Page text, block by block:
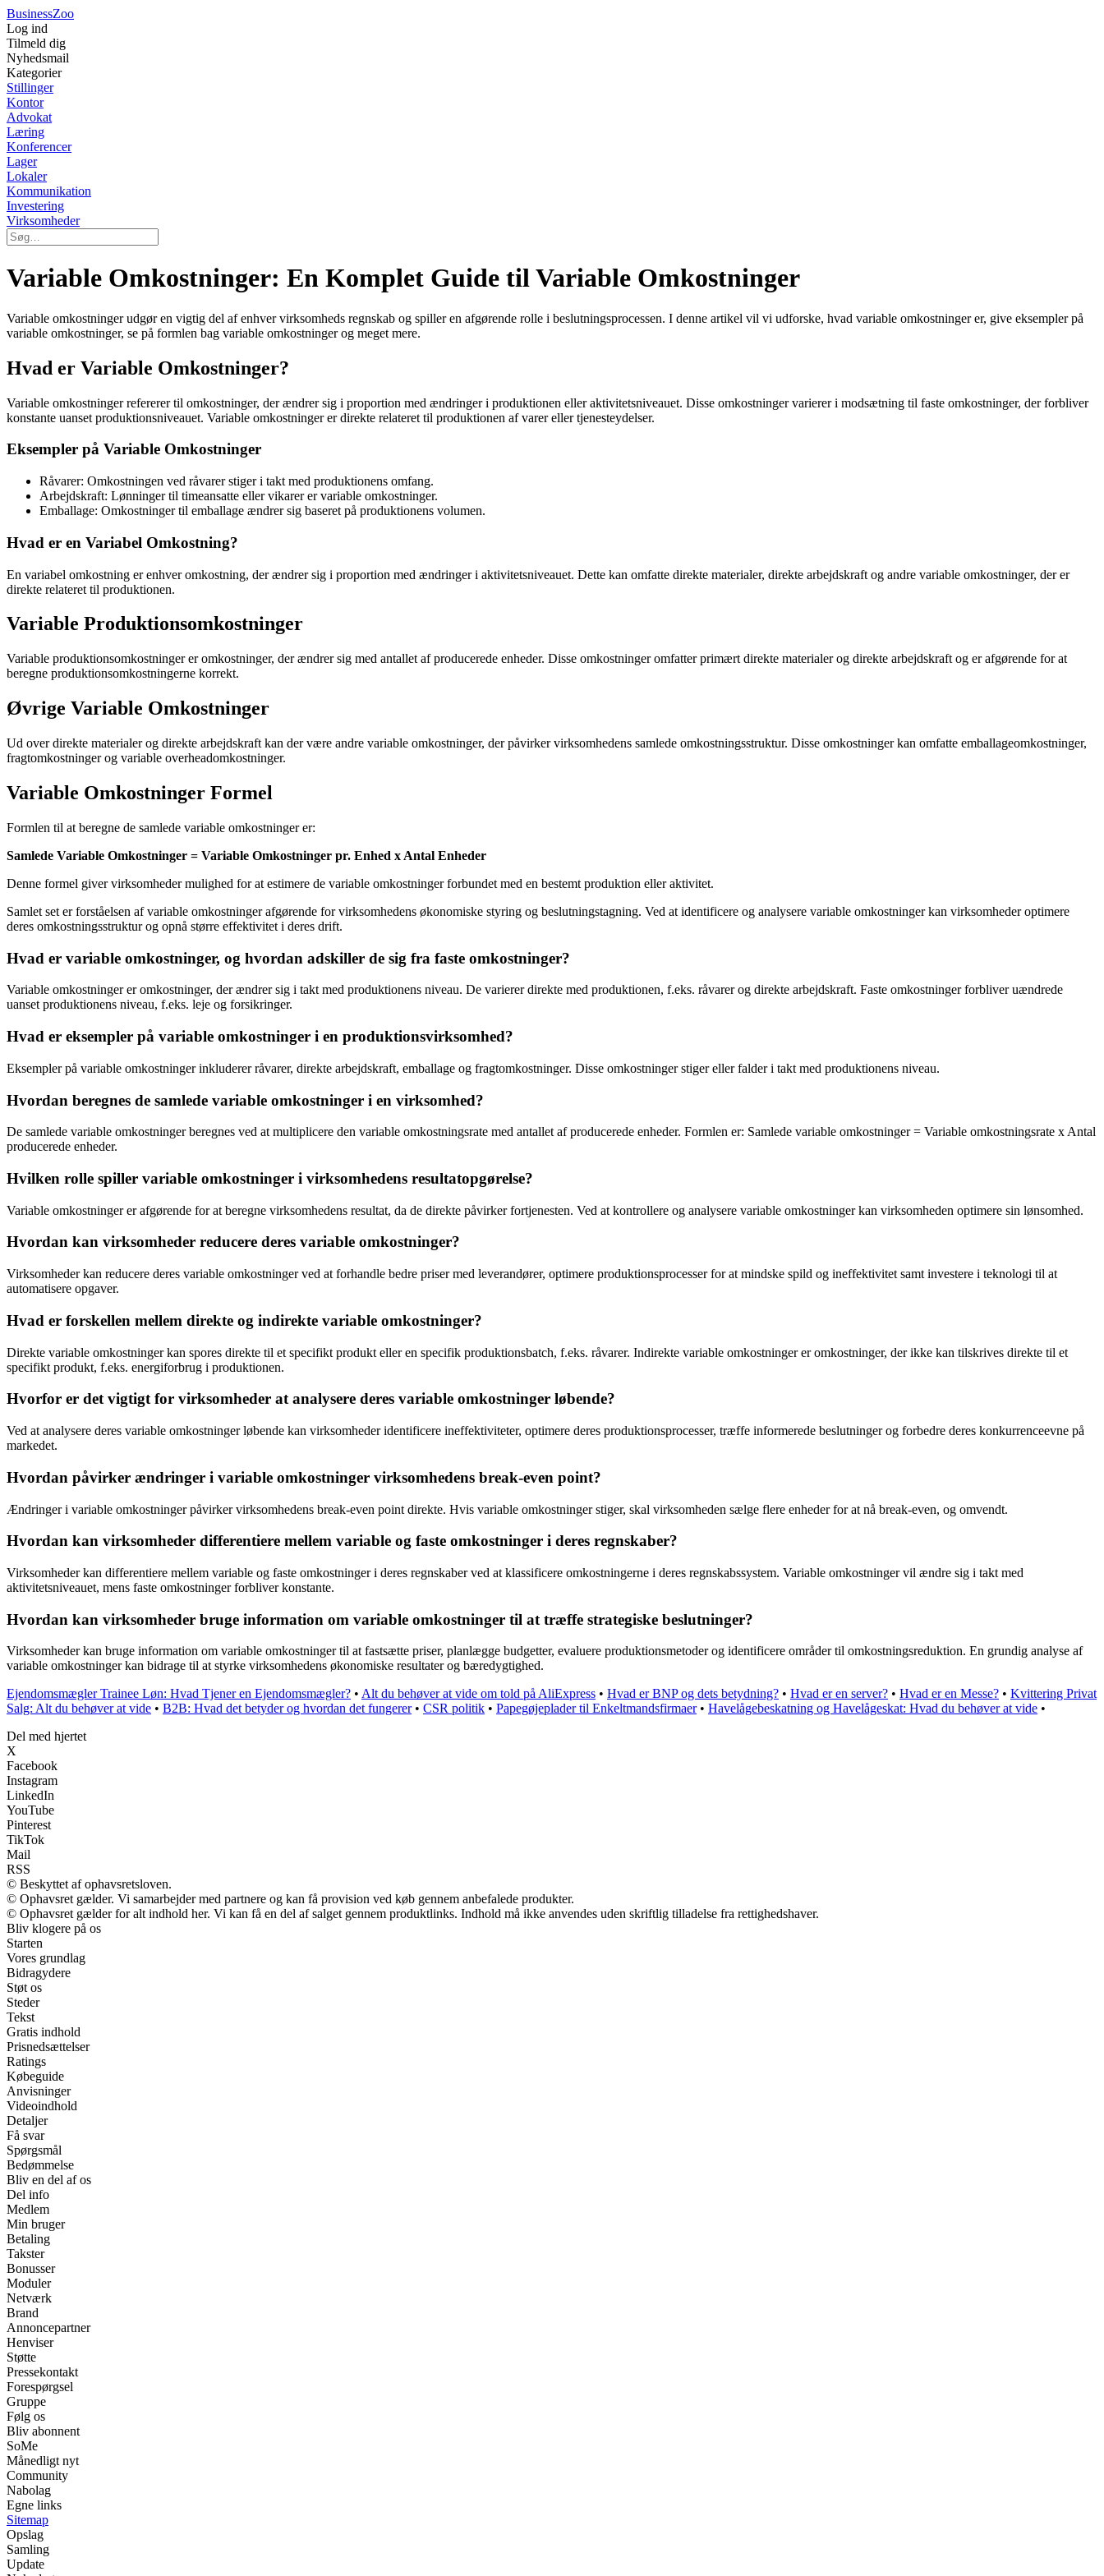
BusinessZoo
Log ind
Tilmeld dig
Nyhedsmail
Kategorier
Stillinger
Kontor
Advokat
Læring
Konferencer
Lager
Lokaler
Kommunikation
Investering
Virksomheder
Variable Omkostninger: En Komplet Guide til Variable Omkostninger
Variable omkostninger udgør en vigtig del af enhver virksomheds regnskab og spiller en afgørende rolle i beslutningsprocessen. I denne artikel vil vi udforske, hvad variable omkostninger er, give eksempler på
variable omkostninger, se på formlen bag variable omkostninger og meget mere.
Hvad er Variable Omkostninger?
Variable omkostninger refererer til omkostninger, der ændrer sig i proportion med ændringer i produktionen eller aktivitetsniveauet. Disse omkostninger varierer i modsætning til faste omkostninger, der forbliver
konstante uanset produktionsniveauet. Variable omkostninger er direkte relateret til produktionen af varer eller tjenesteydelser.
Eksempler på Variable Omkostninger
Råvarer: Omkostningen ved råvarer stiger i takt med produktionens omfang.
Arbejdskraft: Lønninger til timeansatte eller vikarer er variable omkostninger.
Emballage: Omkostninger til emballage ændrer sig baseret på produktionens volumen.
Hvad er en Variabel Omkostning?
En variabel omkostning er enhver omkostning, der ændrer sig i proportion med ændringer i aktivitetsniveauet. Dette kan omfatte direkte materialer, direkte arbejdskraft og andre variable omkostninger, der er
direkte relateret til produktionen.
Variable Produktionsomkostninger
Variable produktionsomkostninger er omkostninger, der ændrer sig med antallet af producerede enheder. Disse omkostninger omfatter primært direkte materialer og direkte arbejdskraft og er afgørende for at
beregne produktionsomkostningerne korrekt.
Øvrige Variable Omkostninger
Ud over direkte materialer og direkte arbejdskraft kan der være andre variable omkostninger, der påvirker virksomhedens samlede omkostningsstruktur. Disse omkostninger kan omfatte emballageomkostninger,
fragtomkostninger og variable overheadomkostninger.
Variable Omkostninger Formel
Formlen til at beregne de samlede variable omkostninger er:
Samlede Variable Omkostninger = Variable Omkostninger pr. Enhed x Antal Enheder
Denne formel giver virksomheder mulighed for at estimere de variable omkostninger forbundet med en bestemt produktion eller aktivitet.
Samlet set er forståelsen af variable omkostninger afgørende for virksomhedens økonomiske styring og beslutningstagning. Ved at identificere og analysere variable omkostninger kan virksomheder optimere
deres omkostningsstruktur og opnå større effektivitet i deres drift.
Hvad er variable omkostninger, og hvordan adskiller de sig fra faste omkostninger?
Variable omkostninger er omkostninger, der ændrer sig i takt med produktionens niveau. De varierer direkte med produktionen, f.eks. råvarer og direkte arbejdskraft. Faste omkostninger forbliver uændrede
uanset produktionens niveau, f.eks. leje og forsikringer.
Hvad er eksempler på variable omkostninger i en produktionsvirksomhed?
Eksempler på variable omkostninger inkluderer råvarer, direkte arbejdskraft, emballage og fragtomkostninger. Disse omkostninger stiger eller falder i takt med produktionens niveau.
Hvordan beregnes de samlede variable omkostninger i en virksomhed?
De samlede variable omkostninger beregnes ved at multiplicere den variable omkostningsrate med antallet af producerede enheder. Formlen er: Samlede variable omkostninger = Variable omkostningsrate x Antal
producerede enheder.
Hvilken rolle spiller variable omkostninger i virksomhedens resultatopgørelse?
Variable omkostninger er afgørende for at beregne virksomhedens resultat, da de direkte påvirker fortjenesten. Ved at kontrollere og analysere variable omkostninger kan virksomheden optimere sin lønsomhed.
Hvordan kan virksomheder reducere deres variable omkostninger?
Virksomheder kan reducere deres variable omkostninger ved at forhandle bedre priser med leverandører, optimere produktionsprocesser for at mindske spild og ineffektivitet samt investere i teknologi til at
automatisere opgaver.
Hvad er forskellen mellem direkte og indirekte variable omkostninger?
Direkte variable omkostninger kan spores direkte til et specifikt produkt eller en specifik produktionsbatch, f.eks. råvarer. Indirekte variable omkostninger er omkostninger, der ikke kan tilskrives direkte til et
specifikt produkt, f.eks. energiforbrug i produktionen.
Hvorfor er det vigtigt for virksomheder at analysere deres variable omkostninger løbende?
Ved at analysere deres variable omkostninger løbende kan virksomheder identificere ineffektiviteter, optimere deres produktionsprocesser, træffe informerede beslutninger og forbedre deres konkurrenceevne på
markedet.
Hvordan påvirker ændringer i variable omkostninger virksomhedens break-even point?
Ændringer i variable omkostninger påvirker virksomhedens break-even point direkte. Hvis variable omkostninger stiger, skal virksomheden sælge flere enheder for at nå break-even, og omvendt.
Hvordan kan virksomheder differentiere mellem variable og faste omkostninger i deres regnskaber?
Virksomheder kan differentiere mellem variable og faste omkostninger i deres regnskaber ved at klassificere omkostningerne i deres regnskabssystem. Variable omkostninger vil ændre sig i takt med
aktivitetsniveauet, mens faste omkostninger forbliver konstante.
Hvordan kan virksomheder bruge information om variable omkostninger til at træffe strategiske beslutninger?
Virksomheder kan bruge information om variable omkostninger til at fastsætte priser, planlægge budgetter, evaluere produktionsmetoder og identificere områder til omkostningsreduktion. En grundig analyse af
variable omkostninger kan bidrage til at styrke virksomhedens økonomiske resultater og bæredygtighed.
Ejendomsmægler Trainee Løn: Hvad Tjener en Ejendomsmægler? • Alt du behøver at vide om told på AliExpress • Hvad er BNP og dets betydning? • Hvad er en server? • Hvad er en Messe? • Kvittering Privat
Salg: Alt du behøver at vide • B2B: Hvad det betyder og hvordan det fungerer• CSR politik • Papegøjeplader til Enkeltmandsfirmaer• Havelågebeskatning og Havelågeskat: Hvad du behøver at vide •
Del med hjertet
X
Facebook
Instagram
LinkedIn
YouTube
Pinterest
TikTok
Mail
RSS
© Beskyttet af ophavsretsloven.
© Ophavsret gælder. Vi samarbejder med partnere og kan få provision ved køb gennem anbefalede produkter.
© Ophavsret gælder for alt indhold her. Vi kan få en del af salget gennem produktlinks. Indhold må ikke anvendes uden skriftlig tilladelse fra rettighedshaver.
Bliv klogere på os
Starten
Vores grundlag
Bidragydere
Støt os
Steder
Tekst
Gratis indhold
Prisnedsættelser
Ratings
Købeguide
Anvisninger
Videoindhold
Detaljer
Få svar
Spørgsmål
Bedømmelse
Bliv en del af os
Del info
Medlem
Min bruger
Betaling
Takster
Bonusser
Moduler
Netværk
Brand
Annoncepartner
Henviser
Støtte
Pressekontakt
Forespørgsel
Gruppe
Følg os
Bliv abonnent
SoMe
Månedligt nyt
Community
Nabolag
Egne links
Sitemap
Opslag
Samling
Update